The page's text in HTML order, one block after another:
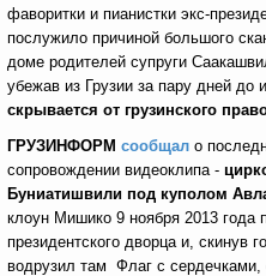
фаворитки и пианистки экс-
послужило причиной большого
доме родителей супруги
убежав из Грузии за пару дней до
скрывается от грузинского
ГРУЗИНФОРМ сообщал о
сопровождении видеоклипа -
Буниатишвили под куполом
клоун Мишико 9 ноября 2013 года
президентского дворца и, скинув
водрузил там Флаг с